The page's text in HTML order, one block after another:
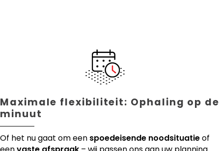
Maximale flexibiliteit: Ophaling op de
minuut
Of het nu gaat om een spoedeisende noodsituatieof